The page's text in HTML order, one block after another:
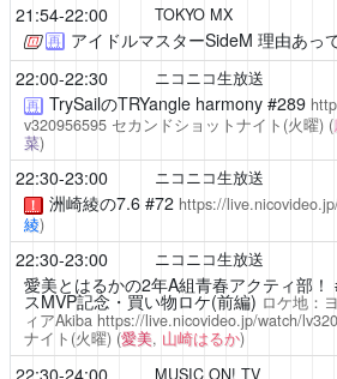
21:54-22:00 TOKYO MX
再 アイドルマスターSideM 理由あっ
22:00-22:30
ニコニコ生放送
再 TrySailのTRYangle harmony#289
v320956595セカンドショットナイト(火曜) (
菜)
22:30-23:00 ニコニコ生放送
！ 洲崎綾の7.6#72 https://
綾)
22:30-23:00 ニコニコ生放送
愛美とはるかの2年A組青春アクティ部！
スMVP記念・買い物ロケ(前編) ロケ地：
ィアAkiba https://live.nicovideo.jp/watch/
ナイト(火曜) (愛美, 山崎はるか)
22:30-24:00 MUSIC ON! TV